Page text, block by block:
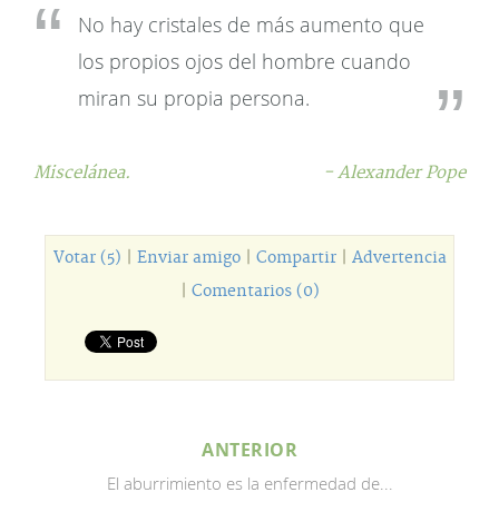
No hay cristales de más aumento que
los propios ojos del hombre cuando
miran su propia persona.
Miscelánea. - Alexander Pope
Votar (5) Enviar amigo| Compartir| Advertencia
Comentarios (0)
ANTERIOR
El aburrimiento es la enfermedad de...